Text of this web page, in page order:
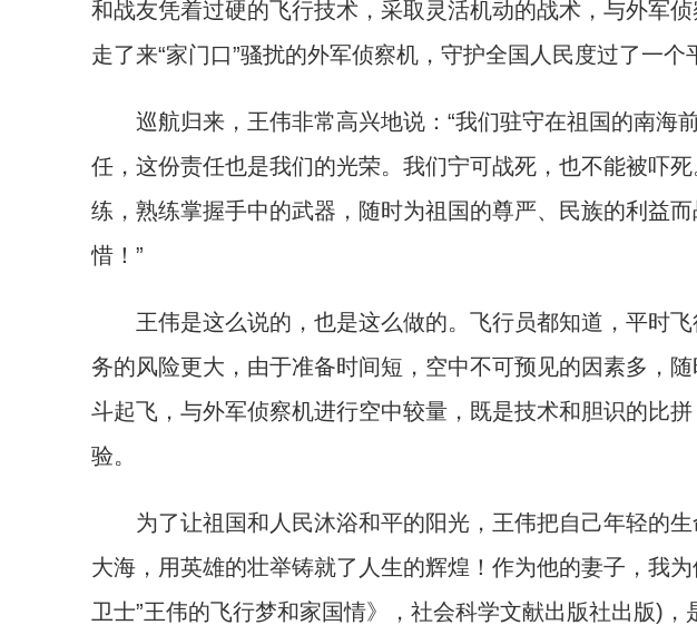
和战友凭着过硬的飞行技术，采取灵活机动的战术，与外军
走了来“家门口”骚扰的外军侦察机，守护全国人民度过了一个
巡航归来，王伟非常高兴地说：“我们驻守在祖国的南海
任，这份责任也是我们的光荣。我们宁可战死，也不能被吓
练，熟练掌握手中的武器，随时为祖国的尊严、民族的利益
惜！”
王伟是这么说的，也是这么做的。飞行员都知道，平时飞
务的风险更大，由于准备时间短，空中不可预见的因素多，
斗起飞，与外军侦察机进行空中较量，既是技术和胆识的比
验。
为了让祖国和人民沐浴和平的阳光，王伟把自己年轻的生
大海，用英雄的壮举铸就了人生的辉煌！作为他的妻子，我
卫士”王伟的飞行梦和家国情》，社会科学文献出版社出版)